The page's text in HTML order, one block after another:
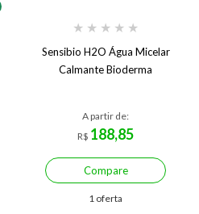
★ ★ ★ ★ ★
Sensibio H2O Água Micelar
Calmante Bioderma
A partir de:
R$ 188,85
Compare
1 oferta